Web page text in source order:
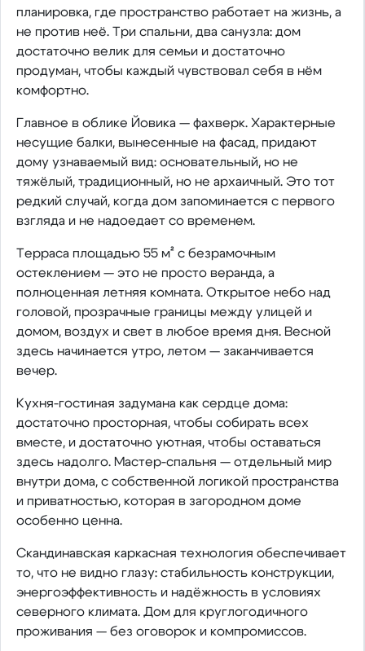
планировка, где пространство работает на жизнь, а
не против неё. Три спальни, два санузла: дом
достаточно велик для семьи и достаточно
продуман, чтобы каждый чувствовал себя в нём
комфортно.
Главное в облике Йовика — фахверк. Характерные
несущие балки, вынесенные на фасад, придают
дому узнаваемый вид: основательный, но не
тяжёлый, традиционный, но не архаичный. Это тот
редкий случай, когда дом запоминается с первого
взгляда и не надоедает со временем.
Терраса площадью 55 м² с безрамочным
остеклением — это не просто веранда, а
полноценная летняя комната. Открытое небо над
головой, прозрачные границы между улицей и
домом, воздух и свет в любое время дня. Весной
здесь начинается утро, летом — заканчивается
вечер.
Кухня-гостиная задумана как сердце дома:
достаточно просторная, чтобы собирать всех
вместе, и достаточно уютная, чтобы оставаться
здесь надолго. Мастер-спальня — отдельный мир
внутри дома, с собственной логикой пространства
и приватностью, которая в загородном доме
особенно ценна.
Скандинавская каркасная технология обеспечивает
то, что не видно глазу: стабильность конструкции,
энергоэффективность и надёжность в условиях
северного климата. Дом для круглогодичного
проживания — без оговорок и компромиссов.